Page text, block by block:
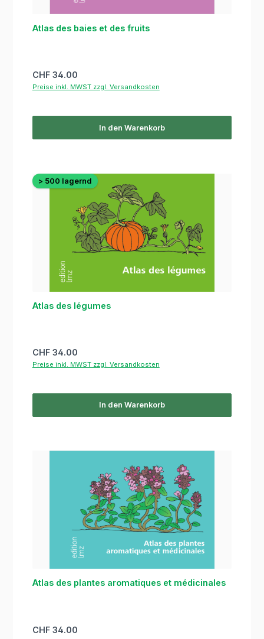
Atlas des baies et des fruits
Regulärer Preis:
CHF 34.00
Preise inkl. MWST zzgl. Versandkosten
In den Warenkorb
> 500 lagernd
Atlas des légumes
Regulärer Preis:
CHF 34.00
Preise inkl. MWST zzgl. Versandkosten
In den Warenkorb
Atlas des plantes aromatiques et médicinales
Regulärer Preis:
CHF 34.00